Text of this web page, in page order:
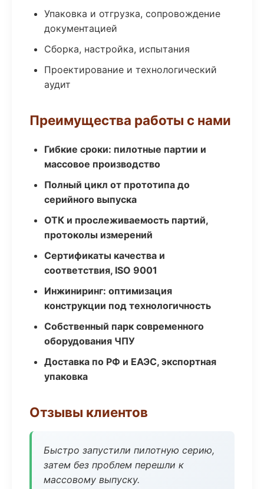
Упаковка и отгрузка, сопровождение
документацией
Сборка, настройка, испытания
Проектирование и технологический
аудит
Преимущества работы с нами
Гибкие сроки: пилотные партии и
массовое производство
Полный цикл от прототипа до
серийного выпуска
ОТК и прослеживаемость партий,
протоколы измерений
Сертификаты качества и
соответствия, ISO 9001
Инжиниринг: оптимизация
конструкции под технологичность
Собственный парк современного
оборудования ЧПУ
Доставка по РФ и ЕАЭС, экспортная
упаковка
Отзывы клиентов
Быстро запустили пилотную серию,
затем без проблем перешли к
массовому выпуску.